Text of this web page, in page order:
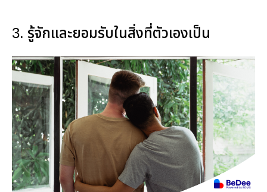
3. รู้จักและยอมรับในสิ่งที่ตัวเองเป็น